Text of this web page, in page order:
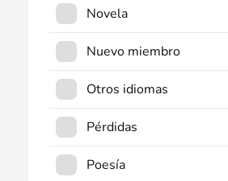
Novela
Nuevo miembro
Otros idiomas
Pérdidas
Poesía